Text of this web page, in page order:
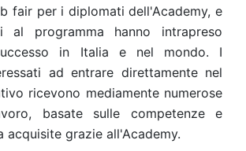
fair per i diplomati dell'Academy, e
al programma hanno intrapreso
in Italia e nel mondo. I
ad entrare direttamente nel
ricevono mediamente numerose
basate sulle competenze e
acquisite grazie all'Academy.